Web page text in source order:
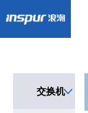
交换机